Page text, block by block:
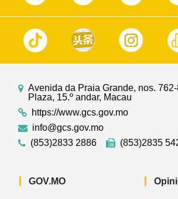
Avenida da Praia Grande, nos.
Plaza, 15.º andar, Macau
https://www.gcs.gov.mo
info@gcs.gov.mo
(853)2833 2886
(853)2835
GOV.MO